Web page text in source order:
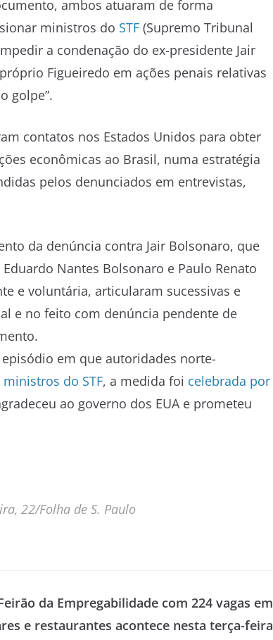
ambos atuaram de forma
ministros do STF (Supremo Tribunal
a condenação do ex-presidente Jair
Figueiredo em ações penais relativas
golpe”.
contatos nos Estados Unidos para obter
econômicas ao Brasil, numa estratégia
pelos denunciados em entrevistas,
da denúncia contra Jair Bolsonaro, que
Nantes Bolsonaro e Paulo Renato
e voluntária, articularam sucessivas e
e no feito com denúncia pendente de
em que autoridades norte-
do STF, a medida foi celebrada por
ao governo dos EUA e prometeu
22/Folha de S. Paulo
da Empregabilidade com 224 vagas em
e restaurantes acontece nesta terça-feira